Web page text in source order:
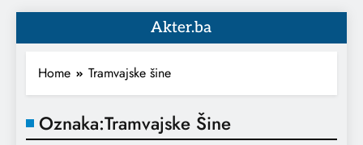
Akter.ba
Home Tramvajske šine
Oznaka:Tramvajske Šine